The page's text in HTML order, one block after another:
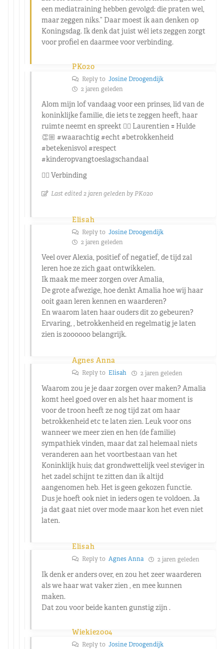
een mediatraining hebben gevolgd: die praten wel,
maar zeggen niks.” Daar moest ik aan denken op
Koningsdag. Ik denk dat juist wél iets zeggen zorgt
voor profiel en daarmee voor verbinding.
PK020
Reply to Josine Droogendijk
2 jaren geleden
Alom mijn lof vandaag voor een prinses, lid van de
koninklijke familie, die iets te zeggen heeft, haar
ruimte neemt en spreekt 👉🏼 Laurentien 🟰 Hulde
👏🏼 #waarachtig #echt #betrokkenheid
#betekenisvol #respect
#kinderopvangtoeslagschandaal
👉🏼 Verbinding
Last edited 2 jaren geleden by PK020
Elisah
Reply to Josine Droogendijk
2 jaren geleden
Veel over Alexia, positief of negatief, de tijd zal
leren hoe ze zich gaat ontwikkelen.
Ik maak me meer zorgen over Amalia,
De grote afwezige, hoe denkt Amalia hoe wij haar
ooit gaan leren kennen en waarderen?
En waarom laten haar ouders dit zo gebeuren?
Ervaring, , betrokkenheid en regelmatig je laten
zien is zoooooo belangrijk.
Agnes Anna
Reply to Elisah 2 jaren geleden
Waarom zou je je daar zorgen over maken? Amalia
komt heel goed over en als het haar moment is
voor de troon heeft ze nog tijd zat om haar
betrokkenheid etc te laten zien. Leuk voor ons
wanneer we meer zien en hen (de familie)
sympathiek vinden, maar dat zal helemaal niets
veranderen aan het voortbestaan van het
Koninklijk huis; dat grondwettelijk veel steviger in
het zadel schijnt te zitten dan ik altijd
aangenomen heb. Het is geen gekozen functie.
Dus je hoeft ook niet in ieders ogen te voldoen. Ja
ja dat gaat niet over mode maar kon het even niet
laten.
Elisah
Reply to Agnes Anna 2 jaren geleden
Ik denk er anders over, en zou het zeer waarderen
als we haar wat vaker zien , en mee kunnen
maken.
Dat zou voor beide kanten gunstig zijn .
Wiekie2004
Reply to Josine Droogendijk